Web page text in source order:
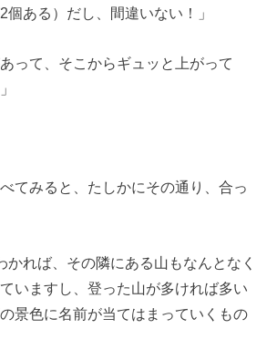
個ある）だし、間違いない！」
って、そこからギュッと上がって
てみると、たしかにその通り、合っ
かれば、その隣にある山もなんとなく
いますし、登った山が多ければ多い
景色に名前が当てはまっていくもの